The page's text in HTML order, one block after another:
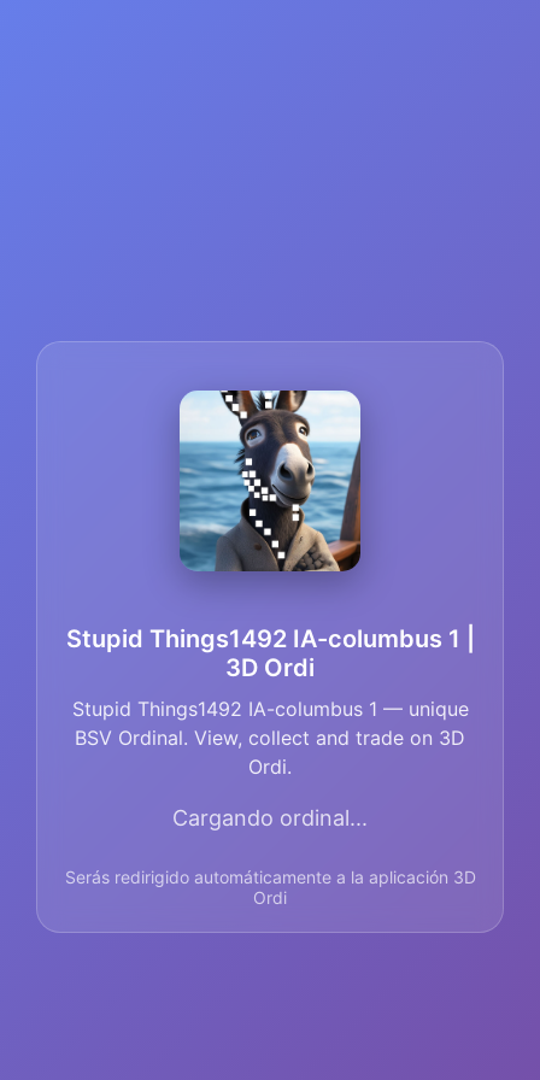
Stupid Things1492 IA-columbus 1 |
3D Ordi
Stupid Things1492 IA-columbus 1 — unique
BSV Ordinal. View, collect and trade on 3D
Ordi.
Cargando ordinal...
Serás redirigido automáticamente a la aplicación 3D
Ordi